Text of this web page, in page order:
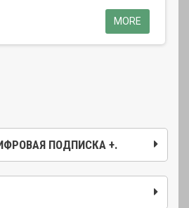
ПОДПИСКА +.
MORE